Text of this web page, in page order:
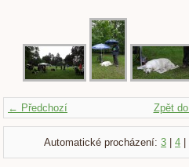
← Předchozí Zpět
Automatické procházení: 3 | 4 |